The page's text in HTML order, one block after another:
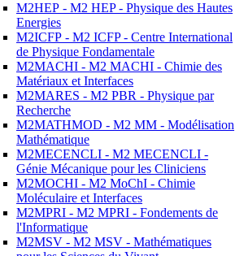
M2HEP - M2 HEP - Physique des Hautes
Energies
M2ICFP - M2 ICFP - Centre International
de Physique Fondamentale
M2MACHI - M2 MACHI - Chimie des
Matériaux et Interfaces
M2MARES - M2 PBR - Physique par
Recherche
M2MATHMOD - M2 MM - Modélisation
Mathématique
M2MECENCLI - M2 MECENCLI -
Génie Mécanique pour les Cliniciens
M2MOCHI - M2 MoChI - Chimie
Moléculaire et Interfaces
M2MPRI - M2 MPRI - Fondements de
l'Informatique
M2MSV - M2 MSV - Mathématiques